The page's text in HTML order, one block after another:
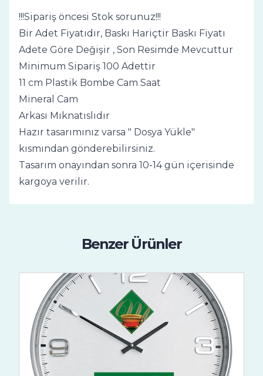
!!!Sipariş öncesi Stok sorunuz!!!
Bir Adet Fiyatıdır, Baskı Hariçtir Baskı Fiyatı
Adete Göre Değişir , Son Resimde Mevcuttur
Minimum Sipariş 100 Adettir
11 cm Plastik Bombe Cam Saat
Mineral Cam
Arkası Mıknatıslıdır
Hazır tasarımınız varsa " Dosya Yükle"
kısmından gönderebilirsiniz.
Tasarım onayından sonra 10-14 gün içerisinde
kargoya verilir.
Benzer Ürünler